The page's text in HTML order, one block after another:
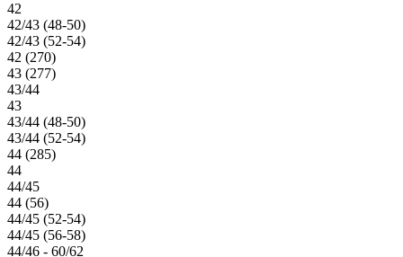
42
42/43 (48-50)
42/43 (52-54)
42 (270)
43 (277)
43/44
43
43/44 (48-50)
43/44 (52-54)
44 (285)
44
44/45
44 (56)
44/45 (52-54)
44/45 (56-58)
44/46 - 60/62